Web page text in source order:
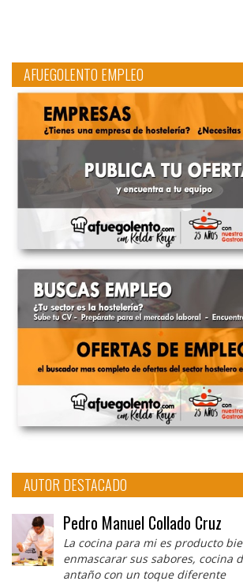
AFUEGOLENTO EMPLEO
AUTOR DESTACADO
Pedro Manuel Collado Cruz
La cocina para mi es producto
enmascarar sus sabores, cocina
antaño con un toque diferente